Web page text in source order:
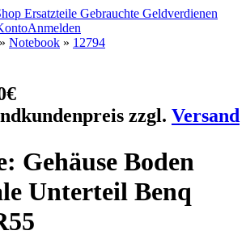
Anmelden
» Notebook » 12794
zzgl. Versand
Gehäuse Boden
Unterteil Benq